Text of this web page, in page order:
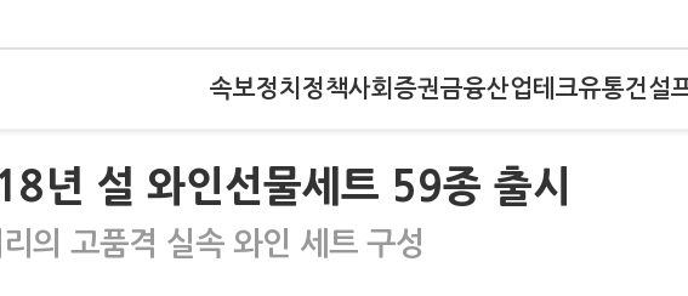
속보정치 정책사회 증권금융산업테크유통건설
년 설 와인선물세트 59종 출시
의 고품격 실속 와인 세트 구성